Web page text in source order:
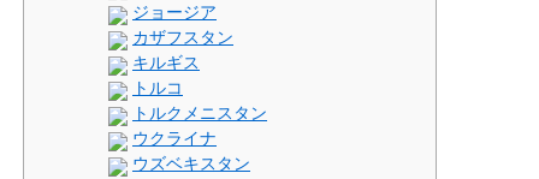
ジョージア
カザフスタン
キルギス
トルコ
トルクメニスタン
ウクライナ
ウズベキスタン